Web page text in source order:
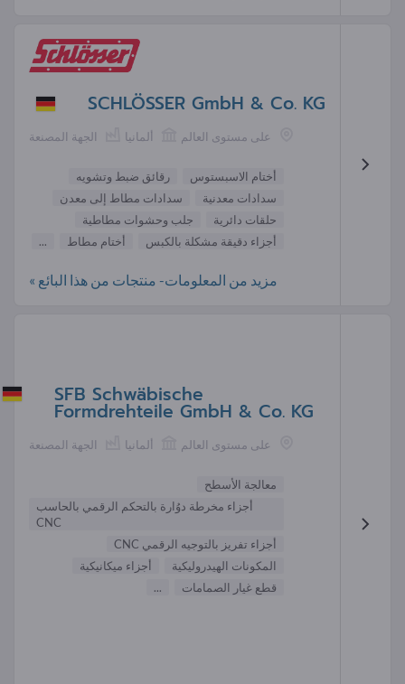
SCHLÖSSER GmbH & Co. KG
الجهة المصنعة ألمانيا على مستوى العالم
أختام الاسبستوس
رقائق ضبط وتشويه
سدادات معدنية
سدادات مطاط إلى معدن
حلقات دائرية
جلب وحشوات مطاطية
أجزاء دقيقة مشكلة بالكبس
أختام مطاط ...
مزيد من المعلومات- منتجات من هذا البائع »
SFB Schwäbische
Formdrehteile GmbH & Co. KG
الجهة المصنعة ألمانيا على مستوى العالم
معالجة الأسطح
أجزاء مخرطة دوُارة بالتحكم الرقمي بالحاسب
CNC
أجزاء تفريز بالتوجيه الرقمي CNC
المكونات الهيدروليكية
أجزاء ميكانيكية
قطع غيار الصمامات
...